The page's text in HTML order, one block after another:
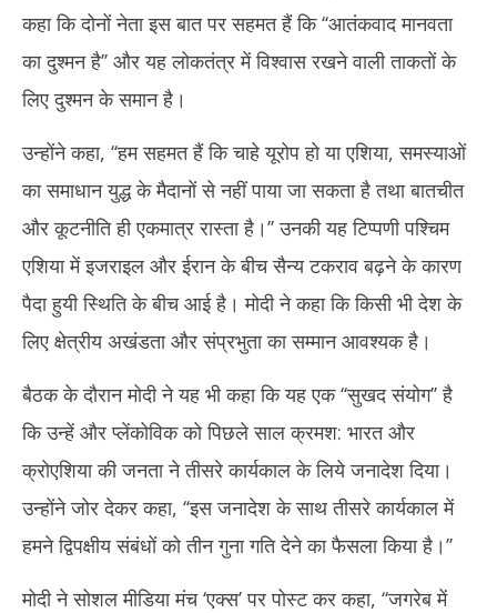
आतंकवाद मानवता का दुश्मन… क्रोएशिया में बोले प्रधानमंत्री मोदी- समस्याओं का
समाधान युद्ध के मैदान से नहीं आ सकता
June
2025
कहा कि दोनों नेता इस बात पर सहमत हैं कि ‘‘आतंकवाद मानवता
का दुश्मन है’’ और यह लोकतंत्र में विश्वास रखने वाली ताकतों के
लिए दुश्मन के समान है।
उन्होंने कहा, ‘‘हम सहमत हैं कि चाहे यूरोप हो या एशिया, समस्याओं
का समाधान युद्ध के मैदानों से नहीं पाया जा सकता है तथा बातचीत
और कूटनीति ही एकमात्र रास्ता है।’’ उनकी यह टिप्पणी पश्चिम
एशिया में इजराइल और ईरान के बीच सैन्य टकराव बढ़ने के कारण
पैदा हुयी स्थिति के बीच आई है। मोदी ने कहा कि किसी भी देश के
लिए क्षेत्रीय अखंडता और संप्रभुता का सम्मान आवश्यक है।
बैठक के दौरान मोदी ने यह भी कहा कि यह एक ‘‘सुखद संयोग’’ है
कि उन्हें और प्लेंकोविक को पिछले साल क्रमश: भारत और
क्रोएशिया की जनता ने तीसरे कार्यकाल के लिये जनादेश दिया।
उन्होंने जोर देकर कहा, ‘‘इस जनादेश के साथ तीसरे कार्यकाल में
हमने द्विपक्षीय संबंधों को तीन गुना गति देने का फैसला किया है।’’
मोदी ने सोशल मीडिया मंच ‘एक्स’ पर पोस्ट कर कहा, ‘‘जगरेब में